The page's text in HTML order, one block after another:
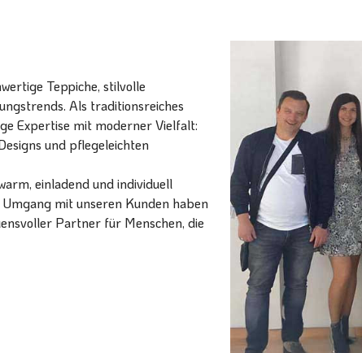
Teppiche, stilvolle
Als traditionsreiches
Expertise mit moderner Vielfalt:
und pflegeleichten
einladend und individuell
mit unseren Kunden haben
Partner für Menschen, die